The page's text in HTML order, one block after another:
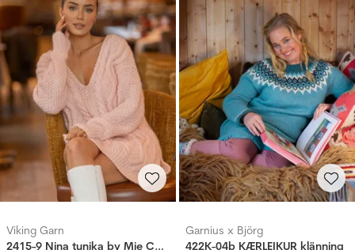
Viking Garn
2415-9 Nina tunika by Mie Cappelen
Garnius x Björg
422K-04b KÆRLEIKUR klänning